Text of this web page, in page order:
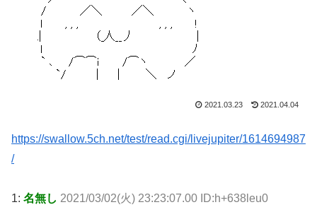
2021.03.23 2021.04.04
https://swallow.5ch.net/test/read.cgi/livejupiter/1614694987
/
1: 名無し 2021/03/02(火) 23:23:07.00 ID:h+638leu0